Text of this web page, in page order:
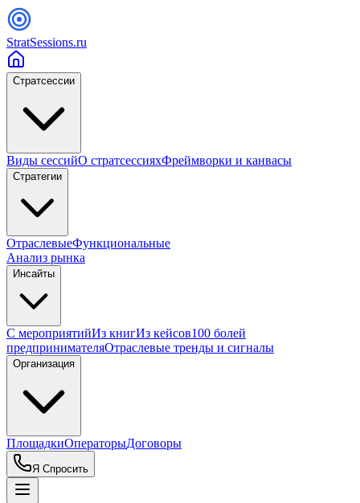
StratSessions.ru
Стратсессии
Виды сессийО стратсессияхФреймворки и канвасы
Стратегии
ОтраслевыеФункциональные
Анализ рынка
Инсайты
С мероприятийИз книгИз кейсов100 болей
предпринимателяОтраслевые тренды и сигналы
Организация
ПлощадкиОператорыДоговоры
Я Спросить